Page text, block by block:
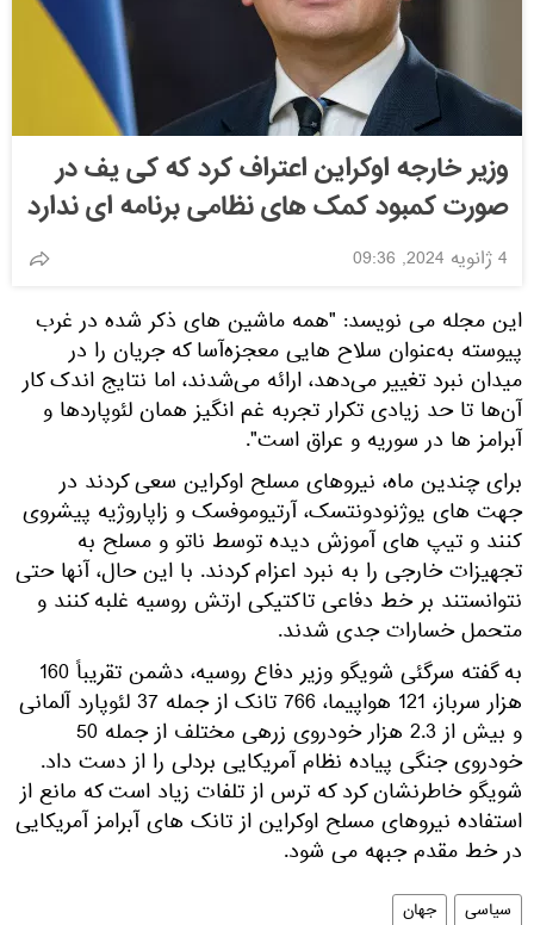
وزیر خارجه اوکراین اعتراف کرد که کی یف در
صورت کمبود کمک های نظامی برنامه ای ندارد
4 ژانویه 2024, 09:36
این مجله می نویسد: "همه ماشین های ذکر شده در غرب
پیوسته به‌عنوان سلاح هایی معجزه‌آسا که جریان را در
میدان نبرد تغییر می‌دهد، ارائه می‌شدند، اما نتایج اندک کار
آن‌ها تا حد زیادی تکرار تجربه غم انگیز همان لئوپارد‌ها و
آبرامز ها در سوریه و عراق است".
برای چندین ماه، نیروهای مسلح اوکراین سعی کردند در
جهت های یوژنودونتسک، آرتیوموفسک و زاپاروژیه پیشروی
کنند و تیپ های آموزش دیده توسط ناتو و مسلح به
تجهیزات خارجی را به نبرد اعزام کردند. با این حال، آنها حتی
نتوانستند بر خط دفاعی تاکتیکی ارتش روسیه غلبه کنند و
متحمل خسارات جدی شدند.
به گفته سرگئی شویگو وزیر دفاع روسیه، دشمن تقریباً 160
هزار سرباز، 121 هواپیما، 766 تانک از جمله 37 لئوپارد آلمانی
و بیش از 2.3 هزار خودروی زرهی مختلف از جمله 50
خودروی جنگی پیاده نظام آمریکایی بردلی را از دست داد.
شویگو خاطرنشان کرد که ترس از تلفات زیاد است که مانع از
استفاده نیروهای مسلح اوکراین از تانک های آبرامز آمریکایی
در خط مقدم جبهه می شود.
سیاسی جهان